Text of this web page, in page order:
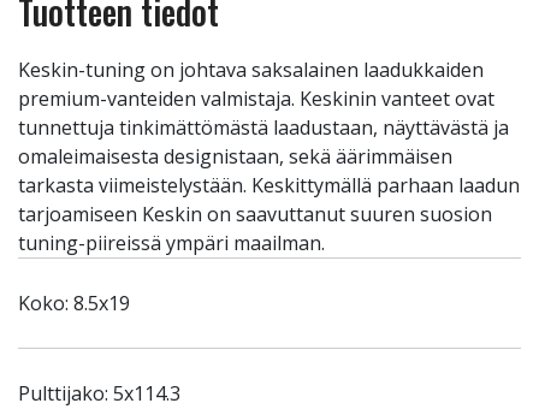
Tuotteen tiedot
Keskin-tuning on johtava saksalainen laadukkaiden
premium-vanteiden valmistaja. Keskinin vanteet ovat
tunnettuja tinkimättömästä laadustaan, näyttävästä ja
omaleimaisesta designistaan, sekä äärimmäisen
tarkasta viimeistelystään. Keskittymällä parhaan laadun
tarjoamiseen Keskin on saavuttanut suuren suosion
tuning-piireissä ympäri maailman.
Koko: 8.5x19
Pulttijako: 5x114.3